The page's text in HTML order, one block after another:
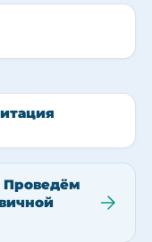
Проведём